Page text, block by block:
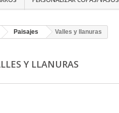
Paisajes Valles y llanuras
Y LLANURAS